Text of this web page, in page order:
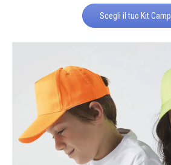
Scegli il tuo Kit Camp